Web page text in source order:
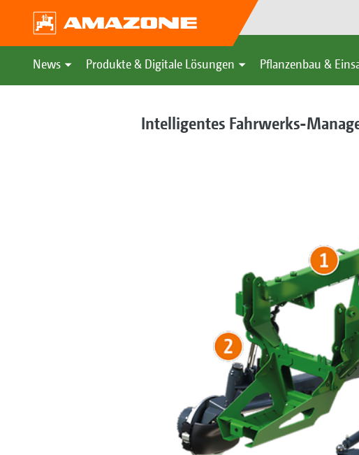
News Produkte & Digitale Lösungen Pflanzenbau &
Intelligentes Fahrwerks-